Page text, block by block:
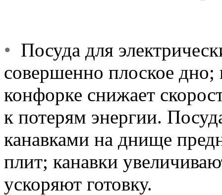
• Посуда для
совершенно плоское дно;
конфорке снижает
к потерям энергии.
канавками на днище
плит; канавки
ускоряют готовку.